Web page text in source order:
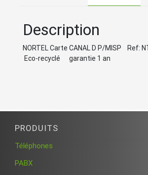
Description
NORTEL Carte CANAL D P/MISP Ref:
Eco-recyclé garantie 1 an
PRODUITS
Téléphones
PABX